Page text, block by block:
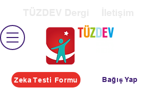
Zeka Testi Formu Bağış Yap